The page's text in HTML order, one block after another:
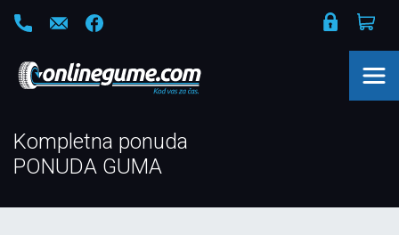
Kompletna ponuda
PONUDA GUMA